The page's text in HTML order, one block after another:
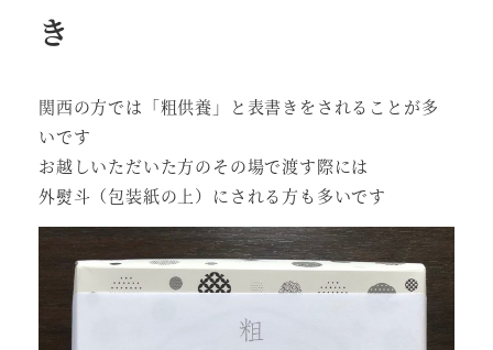
き
関西の方では「粗供養」と表書きをされることが多
いです
お越しいただいた方のその場で渡す際には
外熨斗（包装紙の上）にされる方も多いです